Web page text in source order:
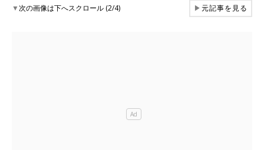
▼次の画像は下へスクロール (2/4) ▶元記事を見る